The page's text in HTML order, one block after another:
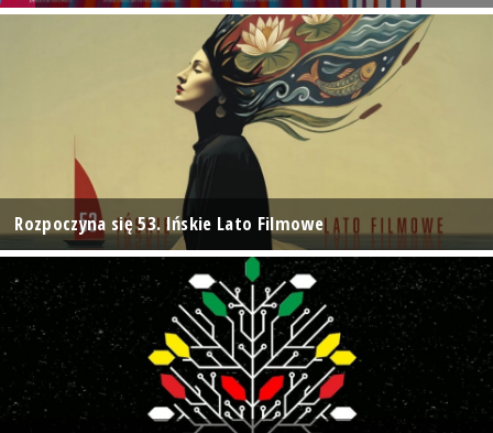
Rozpoczyna się 53. Ińskie Lato Filmowe